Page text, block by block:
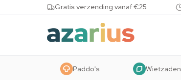
Skip to content Gratis verzending vanaf €25
Paddo's Wietzaden